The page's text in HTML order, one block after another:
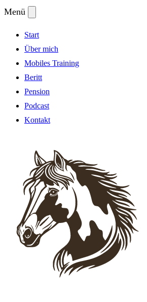
Menü
Start
Über mich
Mobiles Training
Beritt
Pension
Podcast
Kontakt